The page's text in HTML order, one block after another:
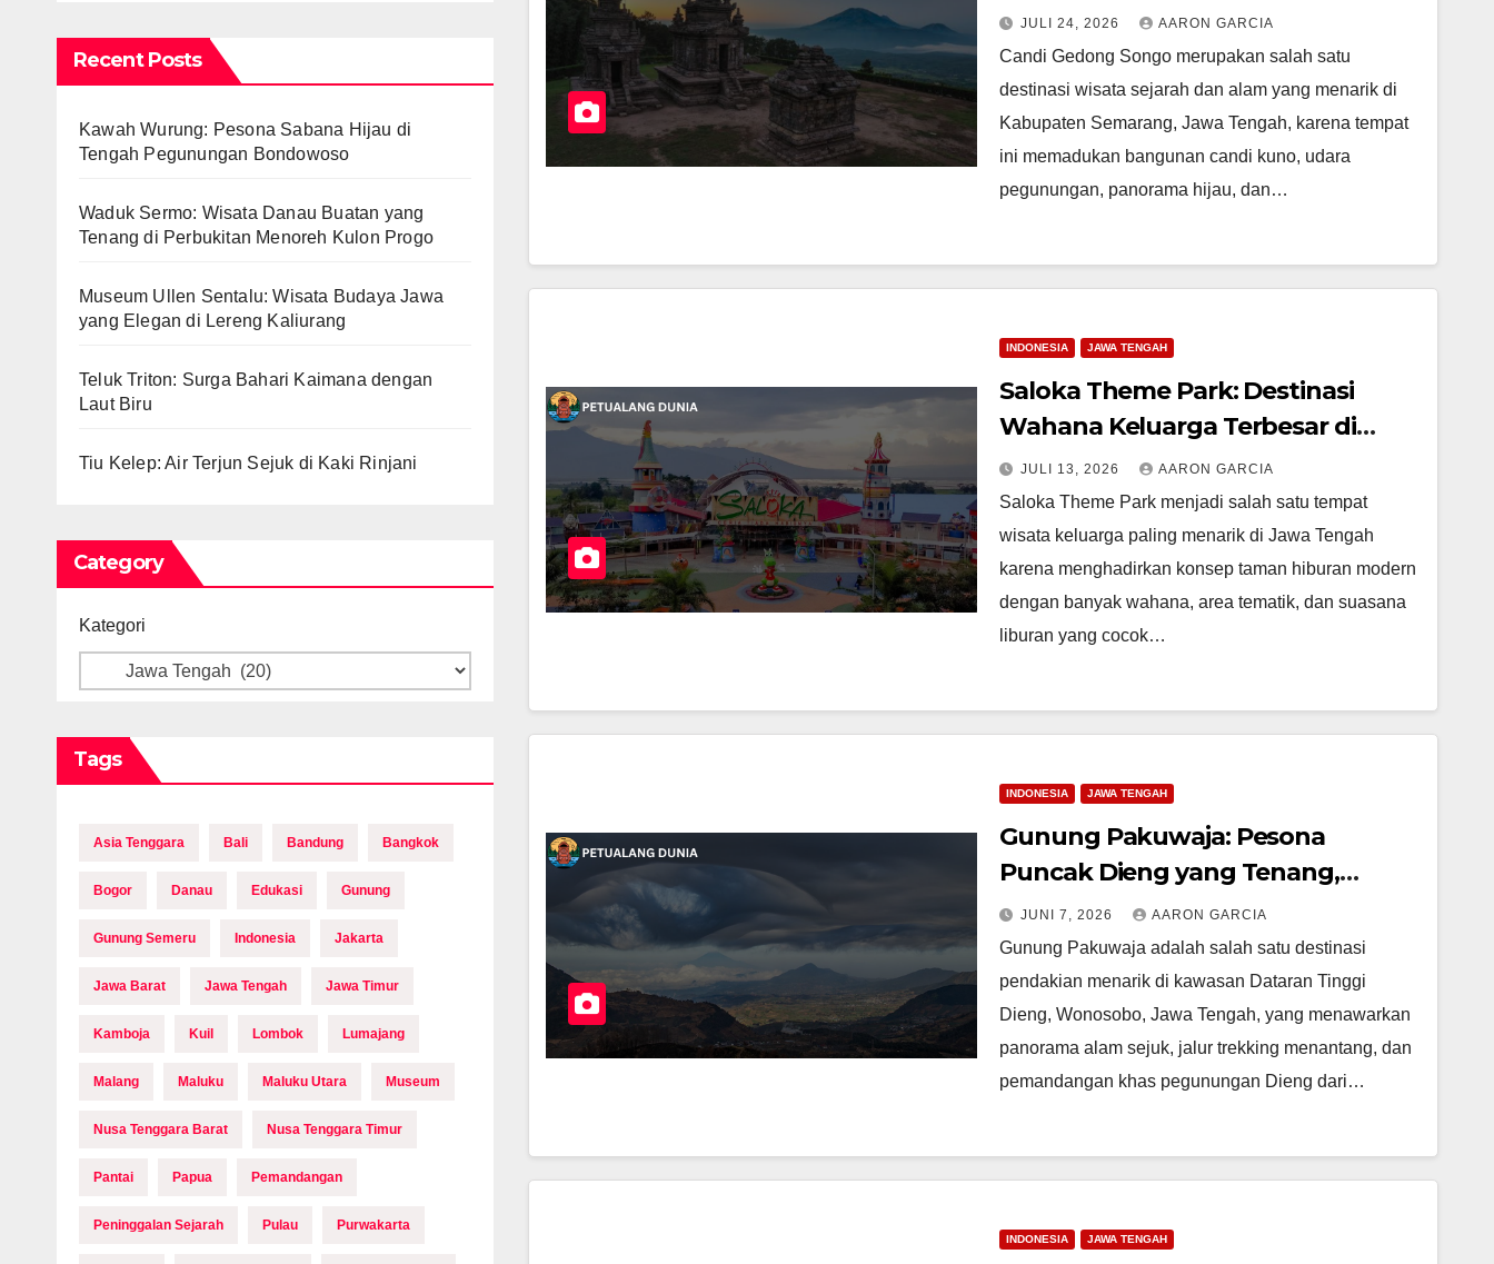
Recent Posts
Kawah Wurung: Pesona Sabana Hijau di
Tengah Pegunungan Bondowoso
Waduk Sermo: Wisata Danau Buatan yang
Tenang di Perbukitan Menoreh Kulon Progo
Museum Ullen Sentalu: Wisata Budaya Jawa
yang Elegan di Lereng Kaliurang
Teluk Triton: Surga Bahari Kaimana dengan
Laut Biru
Tiu Kelep: Air Terjun Sejuk di Kaki Rinjani
Category
Kategori
Tags
Asia Tenggara Bali Bandung Bangkok
Bogor Danau Edukasi Gunung
Gunung Semeru Indonesia Jakarta
Jawa Barat Jawa Tengah Jawa Timur
Kamboja Kuil Lombok Lumajang
Malang Maluku Maluku Utara Museum
Nusa Tenggara Barat Nusa Tenggara Timur
Pantai Papua Pemandangan
Peninggalan Sejarah Pulau Purwakarta
Ungaran
JULI 24, 2026 AARON GARCIA
Candi Gedong Songo merupakan salah satu
destinasi wisata sejarah dan alam yang menarik di
Kabupaten Semarang, Jawa Tengah, karena tempat
ini memadukan bangunan candi kuno, udara
pegunungan, panorama hijau, dan…
INDONESIA JAWA TENGAH
Saloka Theme Park: Destinasi
Wahana Keluarga Terbesar di
Jawa Tengah
JULI 13, 2026 AARON GARCIA
Saloka Theme Park menjadi salah satu tempat
wisata keluarga paling menarik di Jawa Tengah
karena menghadirkan konsep taman hiburan modern
dengan banyak wahana, area tematik, dan suasana
liburan yang cocok…
INDONESIA JAWA TENGAH
Gunung Pakuwaja: Pesona
Puncak Dieng yang Tenang,
Eksotis, dan Penuh Cerita
JUNI 7, 2026 AARON GARCIA
Gunung Pakuwaja adalah salah satu destinasi
pendakian menarik di kawasan Dataran Tinggi
Dieng, Wonosobo, Jawa Tengah, yang menawarkan
panorama alam sejuk, jalur trekking menantang, dan
pemandangan khas pegunungan Dieng dari…
INDONESIA JAWA TENGAH